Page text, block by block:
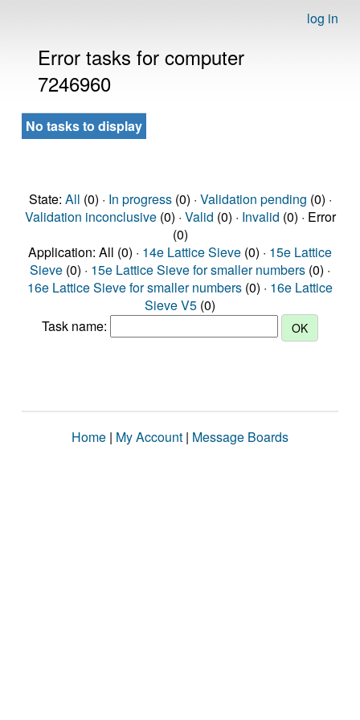
log in
Error tasks for computer
7246960
No tasks to display
State: All (0) · In progress(0) · Validation pending (0) ·
Validation inconclusive(0) · Valid (0) · Invalid (0) · Error
(0)
Application: All (0) · 14e Lattice Sieve (0) · 15e Lattice
Sieve (0) · 15e Lattice Sieve for smaller numbers (0) ·
16e Lattice Sieve for smaller numbers (0) · 16e Lattice
Sieve V5 (0)
Task name:
Home | My Account | Message Boards